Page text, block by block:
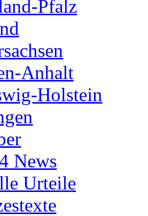
Pfalz
Anhalt
Holstein
News
Urteile